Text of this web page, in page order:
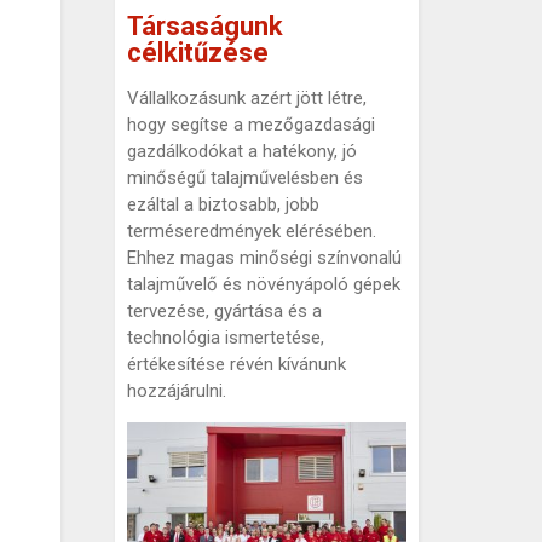
Társaságunk
célkitűzése
Vállalkozásunk azért jött létre,
hogy segítse a mezőgazdasági
gazdálkodókat a hatékony, jó
minőségű talajművelésben és
ezáltal a biztosabb, jobb
terméseredmények elérésében.
Ehhez magas minőségi színvonalú
talajművelő és növényápoló gépek
tervezése, gyártása és a
technológia ismertetése,
értékesítése révén kívánunk
hozzájárulni.